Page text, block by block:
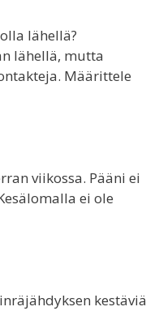
lähellä?
lähellä, mutta
Määrittele
viikossa. Pääni ei
ei ole
kestäviä